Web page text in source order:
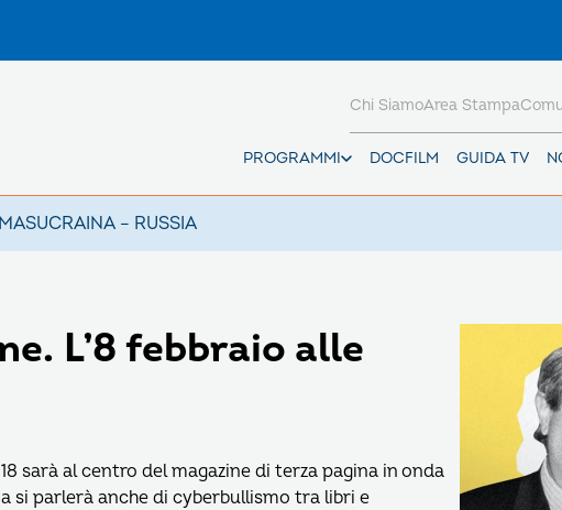
PROGRAMMI DOCFILM GUIDA TV
Chi SiamoArea Stampa
UCRAINA – RUSSIA
L’8 febbraio alle
sarà al centro del magazine di terza pagina in onda
si parlerà anche di cyberbullismo tra libri e